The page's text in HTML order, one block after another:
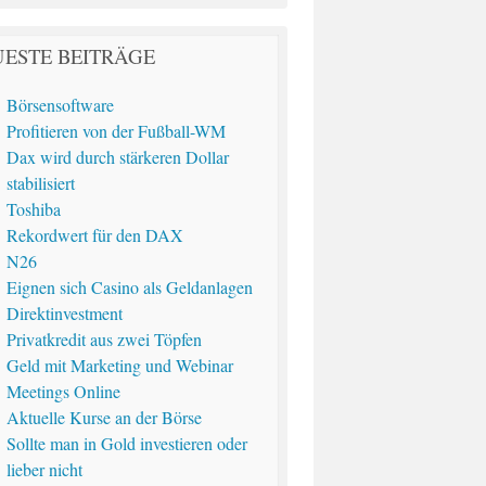
BEITRÄGE
Börsensoftware
Profitieren von der Fußball-WM
Dax wird durch stärkeren Dollar
stabilisiert
Toshiba
Rekordwert für den DAX
N26
Eignen sich Casino als Geldanlagen
Direktinvestment
Privatkredit aus zwei Töpfen
Geld mit Marketing und Webinar
Meetings Online
Aktuelle Kurse an der Börse
Sollte man in Gold investieren oder
lieber nicht